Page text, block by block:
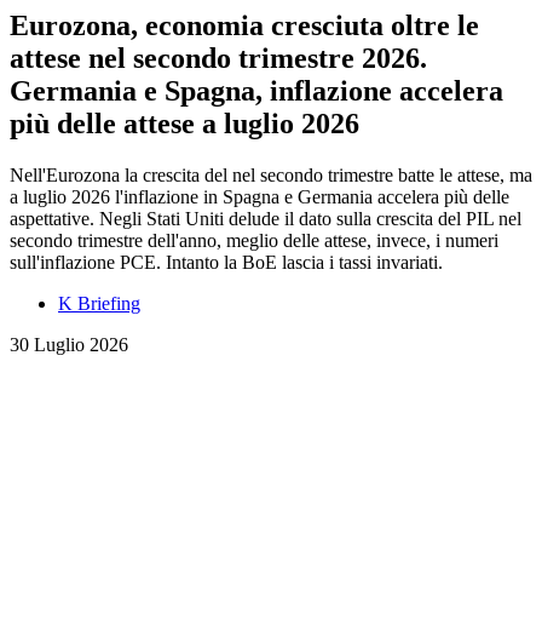
Eurozona, economia cresciuta oltre le
attese nel secondo trimestre 2026.
Germania e Spagna, inflazione accelera
più delle attese a luglio 2026
Nell'Eurozona la crescita del nel secondo trimestre batte le attese, ma
a luglio 2026 l'inflazione in Spagna e Germania accelera più delle
aspettative. Negli Stati Uniti delude il dato sulla crescita del PIL nel
secondo trimestre dell'anno, meglio delle attese, invece, i numeri
sull'inflazione PCE. Intanto la BoE lascia i tassi invariati.
K Briefing
30 Luglio 2026